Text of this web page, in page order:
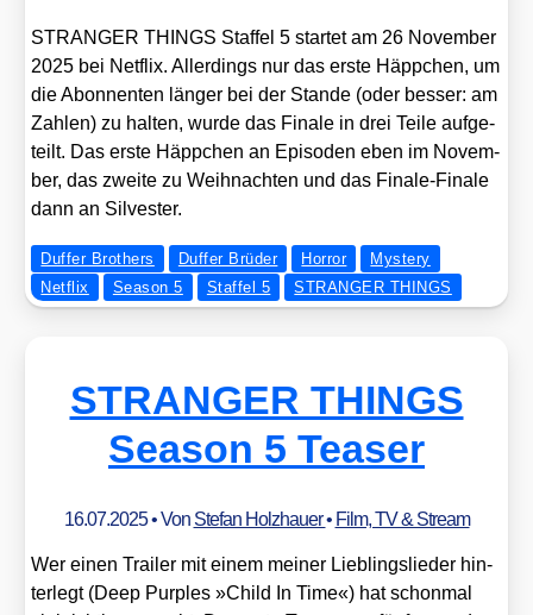
STRANGER THINGS Staf­fel 5 star­tet am 26 Novem­ber
2025 bei Net­flix. Aller­dings nur das ers­te Häpp­chen, um
die Abon­nen­ten län­ger bei der Stan­de (oder bes­ser: am
Zah­len) zu hal­ten, wur­de das Fina­le in drei Tei­le auf­ge­
teilt. Das ers­te Häpp­chen an Epi­so­den eben im Novem­
ber, das zwei­te zu Weih­nach­ten und das Fina­le-Fina­le
dann an Sil­ves­ter.
Duffer Brothers Duffer Brüder Horror
Mystery
Netflix
Season 5 Staffel 5 STRANGER THINGS
STRANGER THINGS
Season 5 Teaser
16.07.2025• Von Stefan Holzhauer• Film, TV & Stream
Wer einen Trai­ler mit einem mei­ner Lieb­lings­lie­der hin­
ter­legt (Deep Pur­ples »Child In Time«) hat schon­mal